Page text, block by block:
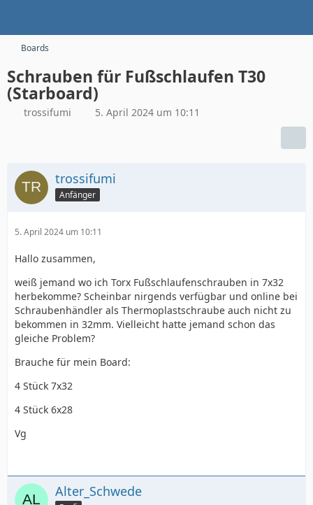
Boards
Schrauben für Fußschlaufen T30
(Starboard)
trossifumi 5. April 2024 um 10:11
trossifumi
Anfänger
5. April 2024 um 10:11
Hallo zusammen,
weiß jemand wo ich Torx Fußschlaufenschrauben in 7x32
herbekomme? Scheinbar nirgends verfügbar und online bei
Schraubenhändler als Thermoplastschraube auch nicht zu
bekommen in 32mm. Vielleicht hatte jemand schon das
gleiche Problem?
Brauche für mein Board:
4 Stück 7x32
4 Stück 6x28
Vg
Alter_Schwede